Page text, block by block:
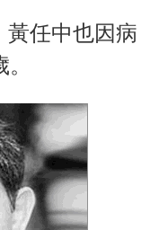
黃任中也因病